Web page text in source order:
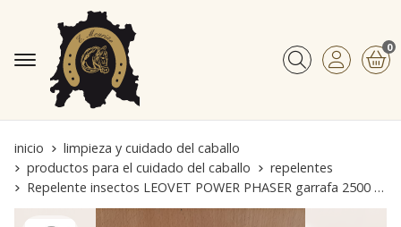
Buscar
0
inicio
limpieza y cuidado del caballo
productos para el cuidado del caballo
repelentes
Repelente insectos LEOVET POWER PHASER garrafa 2500 ml